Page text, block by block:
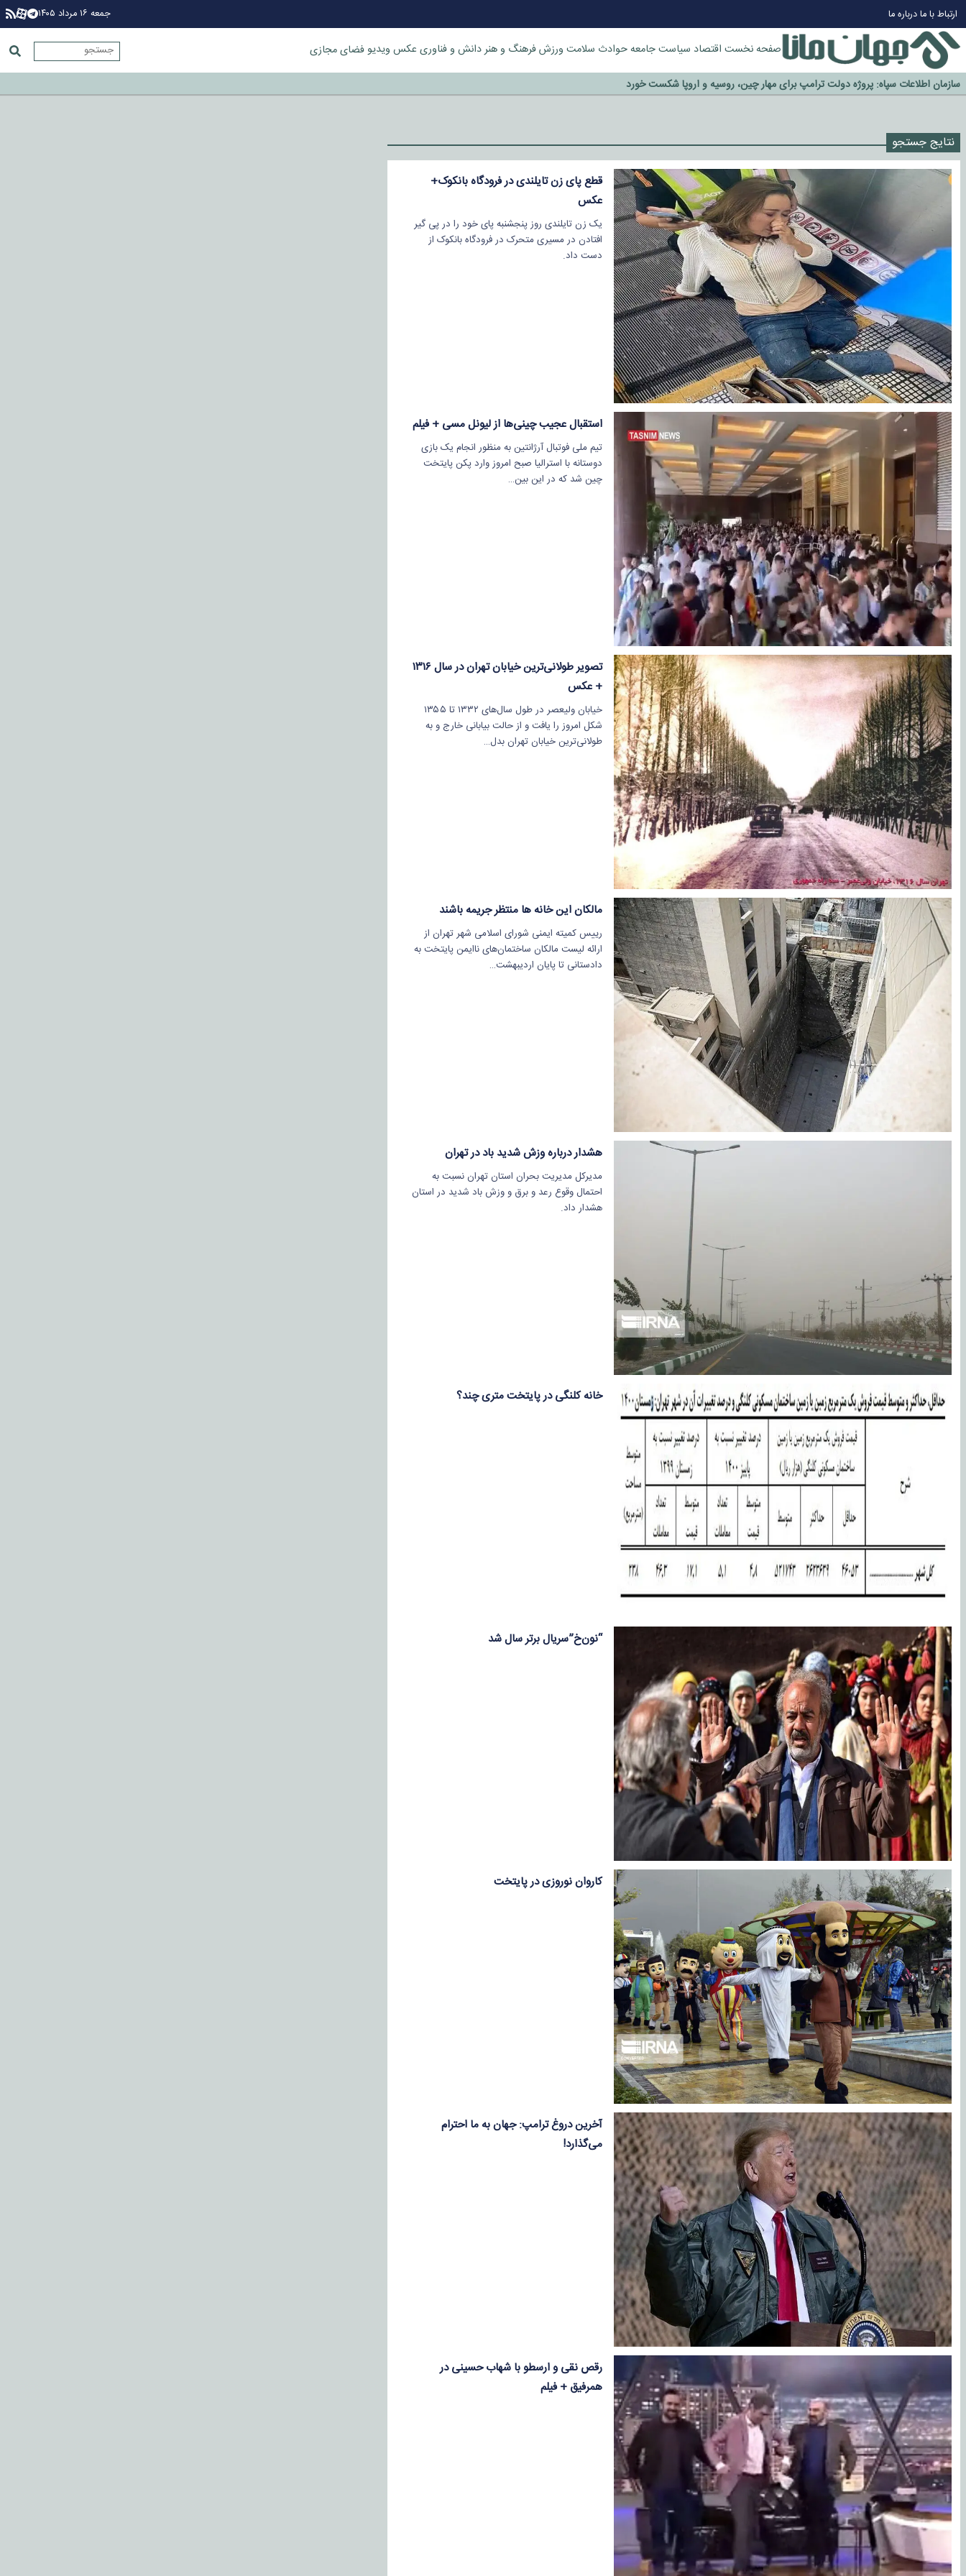
ارتباط با مادرباره ما جمعه ۱۶ مرداد ۱۴۰۵
صفحه نخست اقتصاد سیاستجامعهحوادث سلامت ورزشفرهنگ و هنردانش و فناوری عکس ویدیوفضای مجازی
چرا طلا دوباره افزایشی شد؟
اخراج رسمی چهره نامدار از پرسپولیس
سازمان اطلاعات سپاه: پروژه دولت ترامپ برای مهار چین، روسیه و اروپا شکست خورد
نتایج جستجو
قطع پای زن تایلندی در فرودگاه بانکوک+
عکس
یک زن تایلندی روز پنجشنبه پای خود را در پی گیر
افتادن در مسیری متحرک در فرودگاه بانکوک از
دست داد.
استقبال عجیب چینی‌ها از لیونل مسی + فیلم
تیم ملی فوتبال آرژانتین به منظور انجام یک بازی
دوستانه با استرالیا صبح امروز وارد پکن پایتخت
چین شد که در این بین…
تصویر طولانی‌ترین خیابان تهران در سال ۱۳۱۶
+ عکس
خیابان ولیعصر در طول سال‌های ۱۳۳۲ تا ۱۳۵۵
شکل امروز را یافت و از حالت بیابانی خارج و به
طولانی‌ترین خیابان تهران بدل…
مالکان این خانه ها منتظر جریمه باشند
رییس کمیته ایمنی شورای اسلامی شهر تهران از
ارائه لیست مالکان ساختمان‌های ناایمن پایتخت به
دادستانی تا پایان اردیبهشت…
هشدار درباره وزش شدید باد در تهران
مدیرکل مدیریت بحران استان تهران نسبت به
احتمال وقوع رعد و برق و وزش باد شدید در استان
هشدار داد.
خانه کلنگی در پایتخت متری چند؟
“نون‌خ”سریال برتر سال شد
کاروان نوروزی در پایتخت
آخرین دروغ ترامپ: جهان به ما احترام
می‌گذارد!
رقص نقی و ارسطو با شهاب حسینی در
همرفیق + فیلم